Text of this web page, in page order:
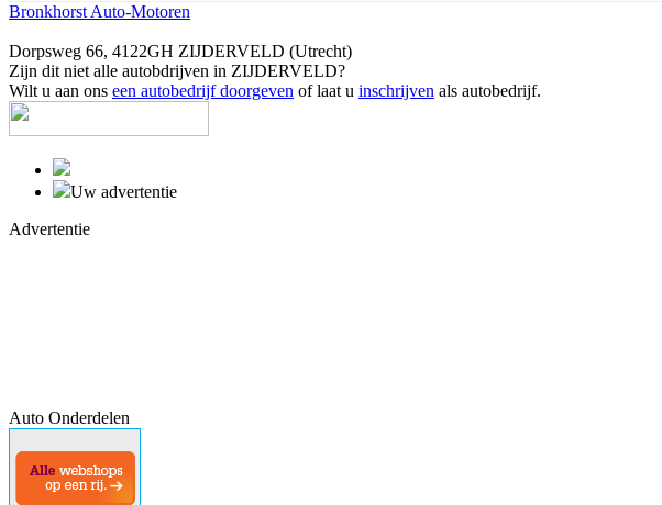
Bronkhorst Auto-Motoren
Dorpsweg 66, 4122GH ZIJDERVELD (Utrecht)
Zijn dit niet alle autobdrijven in ZIJDERVELD?
Wilt u aan ons een autobedrijf doorgeven of laat u inschrijven als autobedrijf.
Uw advertentie
Advertentie
Auto Onderdelen